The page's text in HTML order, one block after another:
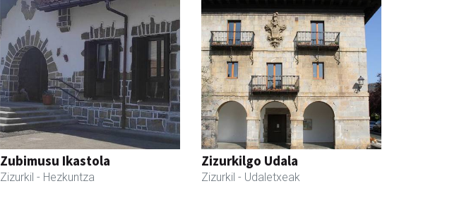
Zubimusu Ikastola
Zizurkil - Hezkuntza
Zizurkilgo Udala
Zizurkil - Udaletxeak